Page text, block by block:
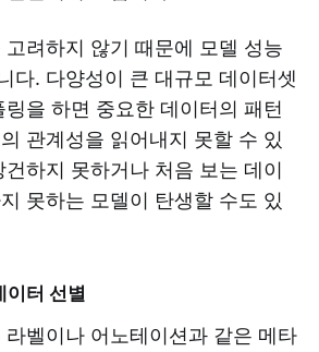
고려하지 않기 때문에 모델 성능
다. 다양성이 큰 대규모 데이터셋
을 하면 중요한 데이터의 패턴
관계성을 읽어내지 못할 수 있
하지 못하거나 처음 보는 데이
못하는 모델이 탄생할 수도 있
이터 선별
벨이나 어노테이션과 같은 메타